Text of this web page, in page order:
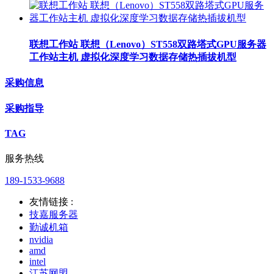
联想工作站 联想（Lenovo）ST558双路塔式GPU服务器
工作站主机 虚拟化深度学习数据存储热插拔机型
采购信息
采购指导
TAG
服务热线
189-1533-9688
友情链接 :
技嘉服务器
勤诚机箱
nvidia
amd
intel